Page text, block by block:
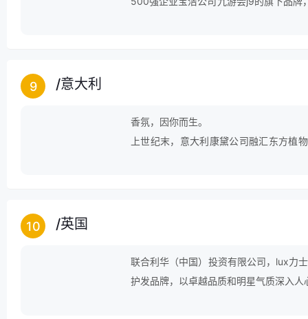
9 /意大利
香氛，因你而生。
上世纪末，意大利康黛公司融汇东方植
10 /英国
联合利华（中国）投资有限公司，lux力
护发品牌，以卓越品质和明星气质深入人